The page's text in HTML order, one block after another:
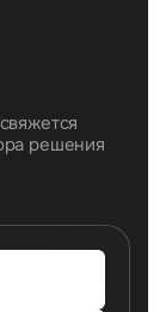
решения